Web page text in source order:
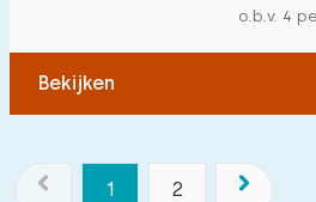
o.b.v. 4
Bekijken
1 2